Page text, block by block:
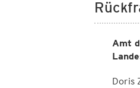
Amt
Doris